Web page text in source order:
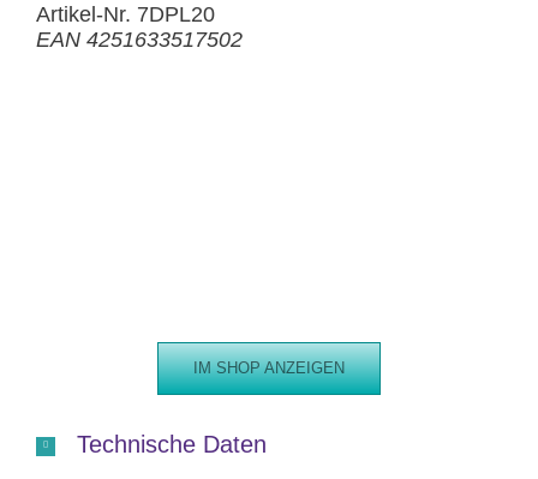
Artikel-Nr. 7DPL20
EAN 4251633517502
IM SHOP ANZEIGEN
Technische Daten